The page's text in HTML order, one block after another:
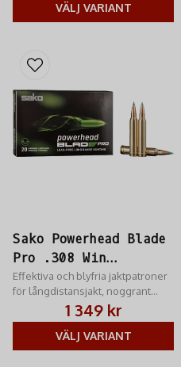
VÄLJ VARIANT
Sako Powerhead Blade
Pro .308 Win
10.5G/162GR
Effektiva och blyfria jaktpatroner
för långdistansjakt, noggrant
balanserade för optimal
precision.
1 349 kr
VÄLJ VARIANT